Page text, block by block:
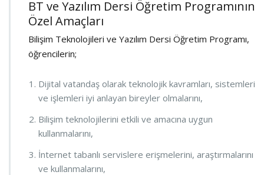
BT ve Yazılım Dersi Öğretim Programının
Özel Amaçları
Bilişim Teknolojileri ve Yazılım Dersi Öğretim Programı,
öğrencilerin;
Dijital vatandaş olarak teknolojik kavramları, sistemleri
ve işlemleri iyi anlayan bireyler olmalarını,
Bilişim teknolojilerini etkili ve amacına uygun
kullanmalarını,
İnternet tabanlı servislere erişmelerini, araştırmalarını
ve kullanmalarını,